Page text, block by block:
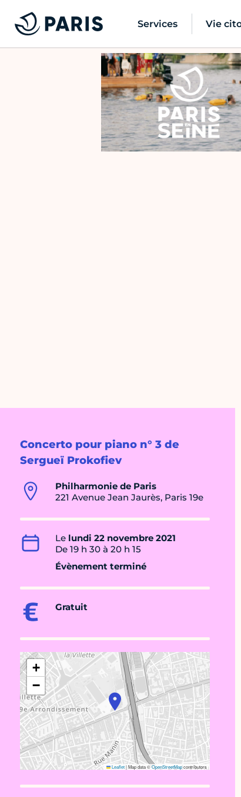
Services Vie
Concerto pour piano n° 3 de
Sergueï Prokofiev
Philharmonie de Paris
221 Avenue Jean Jaurès, Paris 19e
Le lundi 22 novembre 2021
De 19 h 30 à 20 h 15
Évènement terminé
Gratuit
+
−
Leaflet|Map data ©OpenStreetMapcontributors